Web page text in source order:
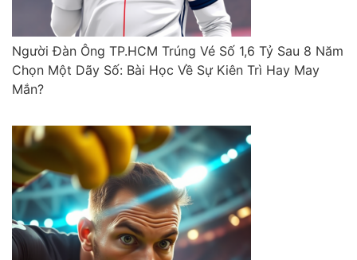
Người Đàn Ông TP.HCM Trúng Vé Số 1,6 Tỷ Sau 8 Năm
Chọn Một Dãy Số: Bài Học Về Sự Kiên Trì Hay May
Mắn?